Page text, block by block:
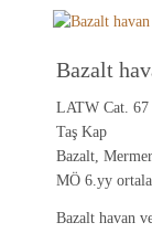
Bazalt
LATW Cat. 67
Taş Kap
Bazalt,
MÖ 6.yy
Bazalt havan